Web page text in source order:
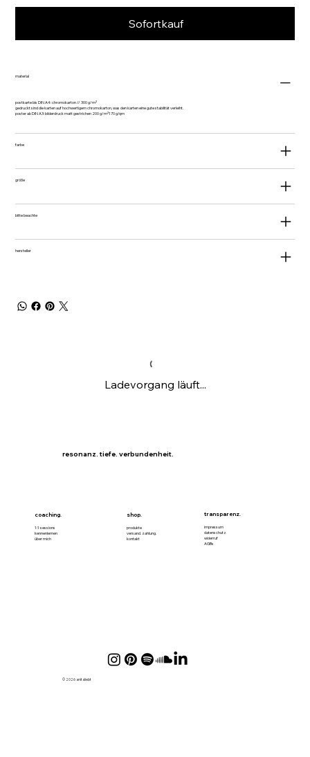
Sofortkauf
material
postkarte bis DIN A4: chromokarton // 300 g/m²
gedruckt sind die karten auf hochwertigem chromokarton, was den karten eine gute stabilität verleiht.
poster ab DIN A3: bilderdruck matt gestrichen 200 g/m²170 g/qm
farbe
größe
bitte beachte
hersteller
Ladevorgang läuft...
resonanz. tiefe. verbundenheit.
coaching.
1:1 sessions
kennenlernen
über mich
shop.
produkte
versand. zahlung.
kontakt
transparenz.
impressum
datenschutz
widerruf
AGBs
© 2026 anitaliebt